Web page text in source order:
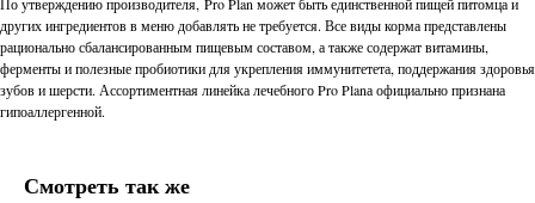
По утверждению производителя, Pro Plan может быть единственной пищей питомца и
других ингредиентов в меню добавлять не требуется. Все виды корма представлены
рационально сбалансированным пищевым составом, а также содержат витамины,
ферменты и полезные пробиотики для укрепления иммунитетета, поддержания здоровья
зубов и шерсти. Ассортиментная линейка лечебного Pro Planа официально признана
гипоаллергенной.
Смотреть так же